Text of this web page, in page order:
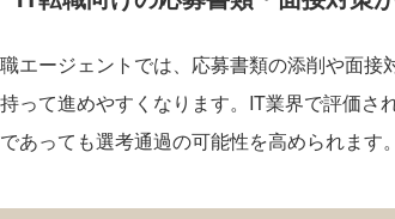
エージェントでは、応募書類の添削や面
って進めやすくなります。IT業界で評価
あっても選考通過の可能性を高められます。